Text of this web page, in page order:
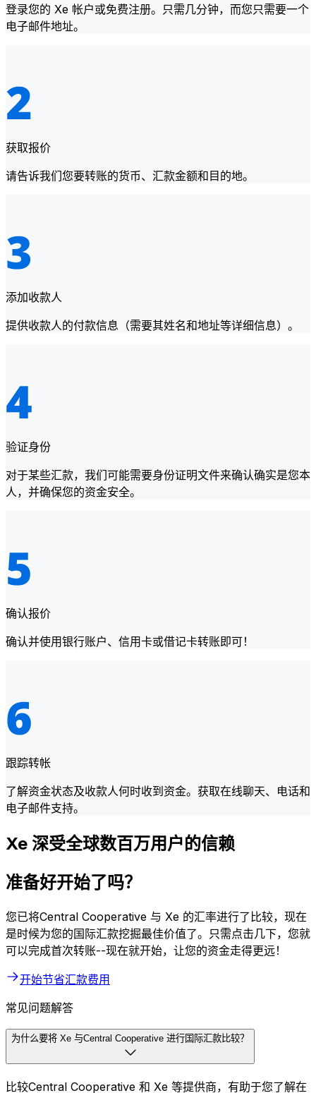
登录您的 Xe 帐户或免费注册。只需几分钟，而您只需要一个
电子邮件地址。
获取报价
请告诉我们您要转账的货币、汇款金额和目的地。
添加收款人
提供收款人的付款信息（需要其姓名和地址等详细信息）。
验证身份
对于某些汇款，我们可能需要身份证明文件来确认确实是您本
人，并确保您的资金安全。
确认报价
确认并使用银行账户、信用卡或借记卡转账即可！
跟踪转帐
了解资金状态及收款人何时收到资金。获取在线聊天、电话和
电子邮件支持。
Xe 深受全球数百万用户的信赖
准备好开始了吗？
您已将Central Cooperative 与 Xe 的汇率进行了比较，现在
是时候为您的国际汇款挖掘最佳价值了。只需点击几下，您就
可以完成首次转账--现在就开始，让您的资金走得更远！
开始节省汇款费用
常见问题解答
为什么要将 Xe 与Central Cooperative 进行国际汇款比较？
比较Central Cooperative 和 Xe 等提供商，有助于您了解在